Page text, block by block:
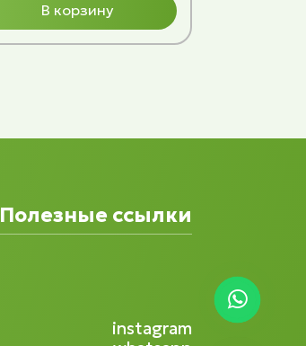
В корзину
Полезные ссылки
instagram